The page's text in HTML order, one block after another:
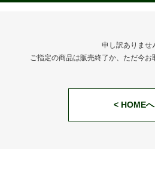
申し訳ありませ
ご指定の商品は販売終了か、ただ今お
< HOMEへ